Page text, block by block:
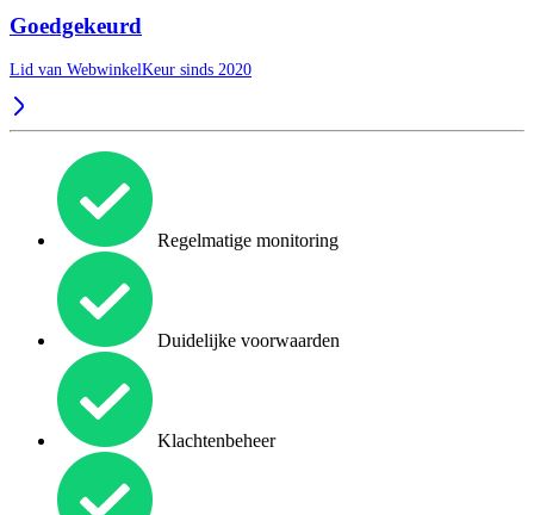
Goedgekeurd
Lid van WebwinkelKeur sinds 2020
Regelmatige monitoring
Duidelijke voorwaarden
Klachtenbeheer